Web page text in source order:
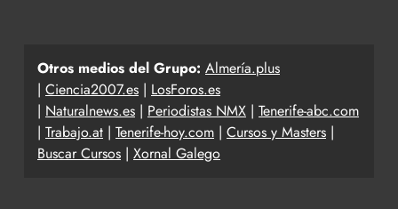
Otros medios del Grupo: Almería.plus
| Ciencia2007.es | LosForos.es
| Naturalnews.es | Periodistas NMX | Tenerife-abc.com
| Trabajo.at | Tenerife-hoy.com | Cursos y Masters |
Buscar Cursos | Xornal Galego